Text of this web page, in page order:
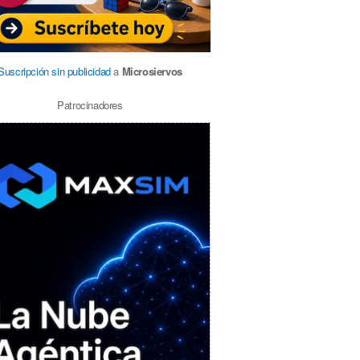
sin publicidada Microsiervos
Patrocinadores